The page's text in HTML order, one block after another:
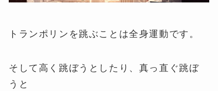
トランポリンを跳ぶことは全身運動です。
そして高く跳ぼうとしたり、真っ直ぐ跳ぼ
うと